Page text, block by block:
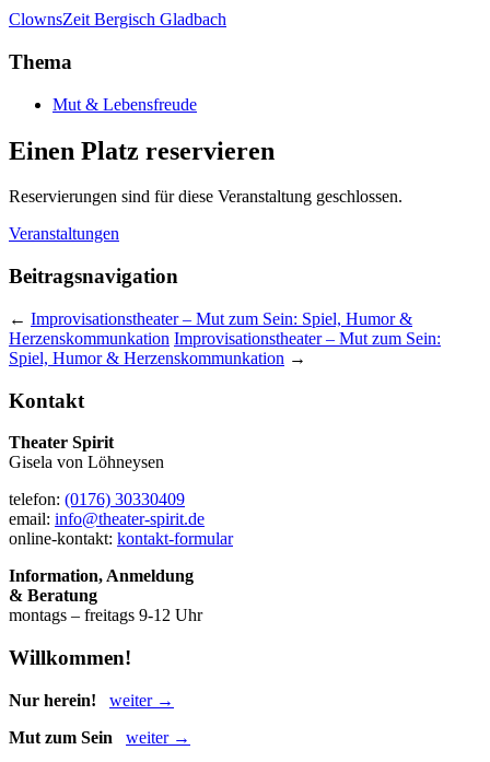
ClownsZeit Bergisch Gladbach
Thema
Mut & Lebensfreude
Einen Platz reservieren
Reservierungen sind für diese Veranstaltung geschlossen.
Veranstaltungen
Beitragsnavigation
← Improvisationstheater – Mut zum Sein: Spiel, Humor &
Herzenskommunkation Improvisationstheater – Mut zum Sein:
Spiel, Humor & Herzenskommunkation →
Kontakt
Theater Spirit
Gisela von Löhneysen
telefon: (0176) 30330409
email: info@theater-spirit.de
online-kontakt: kontakt-formular
Information, Anmeldung
& Beratung
montags – freitags 9-12 Uhr
Willkommen!
Nur herein!
weiter →
Mut zum Sein
weiter →